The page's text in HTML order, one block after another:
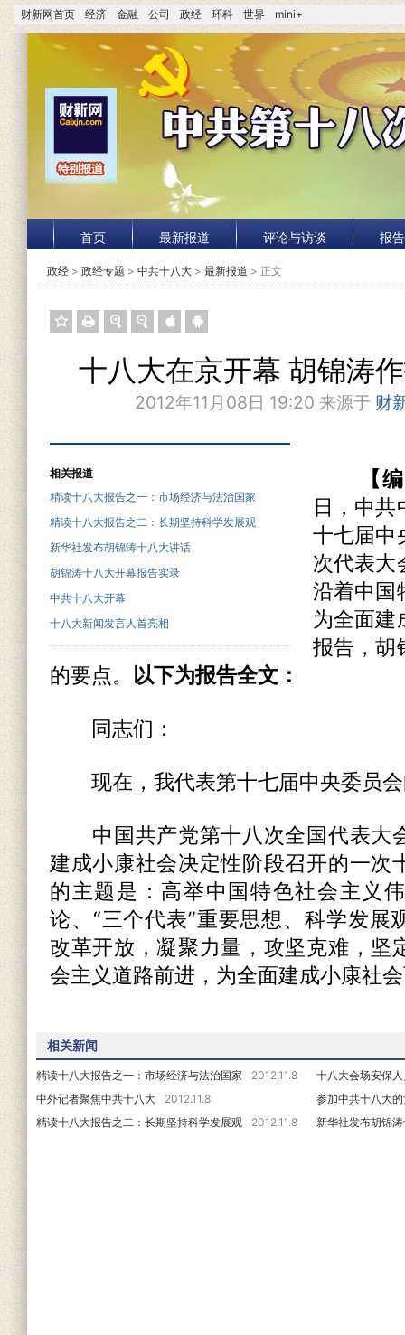
财新网首页 经济 金融 公司 政经 环科 世界 mini+
首页 最新报道 评论与访谈 报
政经 > 政经专题 > 中共十八大 > 最新报道 > 正文
十八大在京开幕 胡锦涛
2012年11月08日 19:20 来源于 财
相关报道
精读十八大报告之一：市场经济与法治国家
精读十八大报告之二：长期坚持科学发展观
新华社发布胡锦涛十八大讲话
胡锦涛十八大开幕报告实录
中共十八大开幕
十八大新闻发言人首亮相
【编
日，中共
十七届中
次代表大
沿着中国
为全面建
报告，胡
的要点。
以下为报告全文：
同志们：
现在，我代表第十七届中央委员会
中国共产党第十八次全国代表大
建成小康社会决定性阶段召开的一次
的主题是：高举中国特色社会主义
论、“三个代表”重要思想、科学发展
改革开放，凝聚力量，攻坚克难，坚
会主义道路前进，为全面建成小康社
相关新闻
精读十八大报告之一：市场经济与法治国家 2012.11.8
十八大会场安保
中外记者聚焦中共十八大
2012.11.8
参加中共十八大
精读十八大报告之二：长期坚持科学发展观
2012.11.8 新华社发布胡锦